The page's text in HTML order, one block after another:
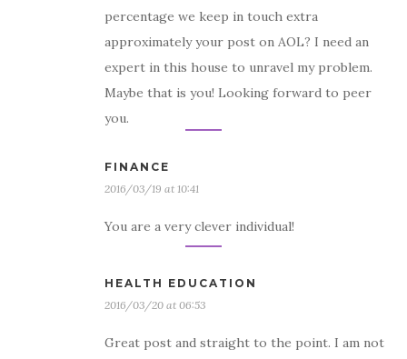
percentage we keep in touch extra
approximately your post on AOL? I need an
expert in this house to unravel my problem.
Maybe that is you! Looking forward to peer
you.
FINANCE
2016/03/19 at 10:41
You are a very clever individual!
HEALTH EDUCATION
2016/03/20 at 06:53
Great post and straight to the point. I am not